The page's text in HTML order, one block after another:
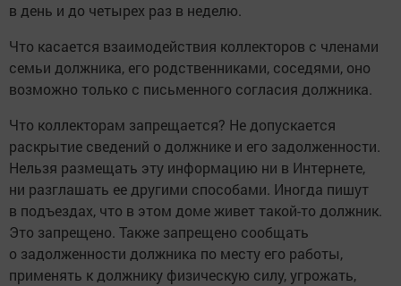
в день и до четырех раз в неделю.
Что касается взаимодействия коллекторов с членами
семьи должника, его родственниками, соседями, оно
возможно только с письменного согласия должника.
Что коллекторам запрещается? Не допускается
раскрытие сведений о должнике и его задолженности.
Нельзя размещать эту информацию ни в Интернете,
ни разглашать ее другими способами. Иногда пишут
в подъездах, что в этом доме живет такой-то должник.
Это запрещено. Также запрещено сообщать
о задолженности должника по месту его работы,
применять к должнику физическую силу, угрожать,